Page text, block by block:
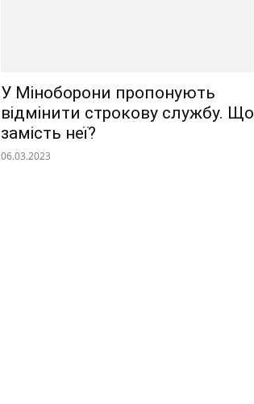
У Міноборони пропонують
відмінити строкову службу. Що
замість неї?
06.03.2023